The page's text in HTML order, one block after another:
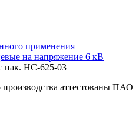
применения
на напряжение 6 кВ
нак. НС-625-03
аттестованы ПАО